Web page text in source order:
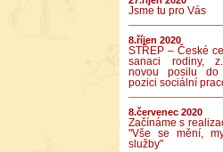
Jsme tu pro Vás
8.říjen 2020
STŘEP – České
sanaci rodiny,
novou posilu do
pozici sociální
8.červenec 2020
Začínáme s
"Vše se mění,
služby"